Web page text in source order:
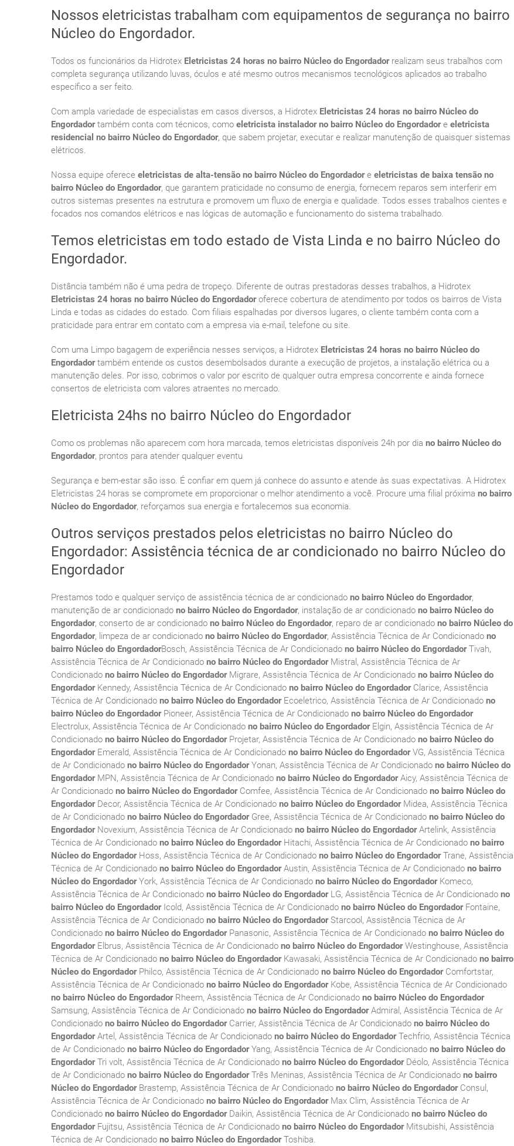
Nossos eletricistas trabalham com equipamentos de segurança no bairro
Núcleo do Engordador.
Todos os funcionários da Hidrotex Eletricistas 24 horas no bairro Núcleo do Engordadorrealizam seus trabalhos com
completa segurança utilizando luvas, óculos e até mesmo outros mecanismos tecnológicos aplicados ao trabalho
específico a ser feito.
Com ampla variedade de especialistas em casos diversos, a Hidrotex Eletricistas 24 horas no bairro Núcleo do
Engordadortambém conta com técnicos, como eletricista instalador no bairro Núcleo do Engordadore eletricista
residencial no bairro Núcleo do Engordador, que sabem projetar, executar e realizar manutenção de quaisquer sistemas
elétricos.
Nossa equipe oferece eletricistas de alta-tensão no bairro Núcleo do Engordadore eletricistas de baixa tensão no
bairro Núcleo do Engordador, que garantem praticidade no consumo de energia, fornecem reparos sem interferir em
outros sistemas presentes na estrutura e promovem um fluxo de energia e qualidade. Todos esses trabalhos cientes e
focados nos comandos elétricos e nas lógicas de automação e funcionamento do sistema trabalhado.
Temos eletricistas em todo estado de Vista Linda e no bairro Núcleo do
Engordador.
Distância também não é uma pedra de tropeço. Diferente de outras prestadoras desses trabalhos, a Hidrotex
Eletricistas 24 horas no bairro Núcleo do Engordadoroferece cobertura de atendimento por todos os bairros de Vista
Linda e todas as cidades do estado. Com filiais espalhadas por diversos lugares, o cliente também conta com a
praticidade para entrar em contato com a empresa via e-mail, telefone ou site.
Com uma Limpo bagagem de experiência nesses serviços, a Hidrotex Eletricistas 24 horas no bairro Núcleo do
Engordadortambém entende os custos desembolsados durante a execução de projetos, a instalação elétrica ou a
manutenção deles. Por isso, cobrimos o valor por escrito de qualquer outra empresa concorrente e ainda fornece
consertos de eletricista com valores atraentes no mercado.
Eletricista 24hs no bairro Núcleo do Engordador
Como os problemas não aparecem com hora marcada, temos eletricistas disponíveis 24h por dia no bairro Núcleo do
Engordador, prontos para atender qualquer eventu
Segurança e bem-estar são isso. É confiar em quem já conhece do assunto e atende às suas expectativas. A Hidrotex
Eletricistas 24 horas se compromete em proporcionar o melhor atendimento a você. Procure uma filial próxima no bairro
Núcleo do Engordador, reforçamos sua energia e fortalecemos sua economia.
Outros serviços prestados pelos eletricistas no bairro Núcleo do
Engordador: Assistência técnica de ar condicionado no bairro Núcleo do
Engordador
Prestamos todo e qualquer serviço de assistência técnica de ar condicionado no bairro Núcleo do Engordador,
manutenção de ar condicionado no bairro Núcleo do Engordador, instalação de ar condicionado no bairro Núcleo do
Engordador, conserto de ar condicionado no bairro Núcleo do Engordador, reparo de ar condicionado no bairro Núcleo do
Engordador, limpeza de ar condicionado no bairro Núcleo do Engordador, Assistência Técnica de Ar Condicionado no
bairro Núcleo do EngordadorBosch, Assistência Técnica de Ar Condicionado no bairro Núcleo do EngordadorTivah,
Assistência Técnica de Ar Condicionado no bairro Núcleo do EngordadorMistral, Assistência Técnica de Ar
Condicionado no bairro Núcleo do EngordadorMigrare, Assistência Técnica de Ar Condicionado no bairro Núcleo do
EngordadorKennedy, Assistência Técnica de Ar Condicionado no bairro Núcleo do EngordadorClarice, Assistência
Técnica de Ar Condicionado no bairro Núcleo do EngordadorEcoeletrico, Assistência Técnica de Ar Condicionado no
bairro Núcleo do EngordadorPioneer, Assistência Técnica de Ar Condicionado no bairro Núcleo do Engordador
Electrolux, Assistência Técnica de Ar Condicionado no bairro Núcleo do EngordadorElgin, Assistência Técnica de Ar
Condicionado no bairro Núcleo do EngordadorProjetar, Assistência Técnica de Ar Condicionado no bairro Núcleo do
EngordadorEmerald, Assistência Técnica de Ar Condicionado no bairro Núcleo do EngordadorVG, Assistência Técnica
de Ar Condicionado no bairro Núcleo do EngordadorYonan, Assistência Técnica de Ar Condicionado no bairro Núcleo do
EngordadorMPN, Assistência Técnica de Ar Condicionado no bairro Núcleo do EngordadorAicy, Assistência Técnica de
Ar Condicionado no bairro Núcleo do EngordadorComfee, Assistência Técnica de Ar Condicionado no bairro Núcleo do
EngordadorDecor, Assistência Técnica de Ar Condicionado no bairro Núcleo do EngordadorMidea, Assistência Técnica
de Ar Condicionado no bairro Núcleo do EngordadorGree, Assistência Técnica de Ar Condicionado no bairro Núcleo do
EngordadorNovexium, Assistência Técnica de Ar Condicionado no bairro Núcleo do EngordadorArtelink, Assistência
Técnica de Ar Condicionado no bairro Núcleo do EngordadorHitachi, Assistência Técnica de Ar Condicionado no bairro
Núcleo do EngordadorHoss, Assistência Técnica de Ar Condicionado no bairro Núcleo do EngordadorTrane, Assistência
Técnica de Ar Condicionado no bairro Núcleo do EngordadorAustin, Assistência Técnica de Ar Condicionado no bairro
Núcleo do EngordadorYork, Assistência Técnica de Ar Condicionado no bairro Núcleo do EngordadorKomeco,
Assistência Técnica de Ar Condicionado no bairro Núcleo do EngordadorLG, Assistência Técnica de Ar Condicionado no
bairro Núcleo do EngordadorIcold, Assistência Técnica de Ar Condicionado no bairro Núcleo do EngordadorFontaine,
Assistência Técnica de Ar Condicionado no bairro Núcleo do EngordadorStarcool, Assistência Técnica de Ar
Condicionado no bairro Núcleo do EngordadorPanasonic, Assistência Técnica de Ar Condicionado no bairro Núcleo do
EngordadorElbrus, Assistência Técnica de Ar Condicionado no bairro Núcleo do EngordadorWestinghouse, Assistência
Técnica de Ar Condicionado no bairro Núcleo do EngordadorKawasaki, Assistência Técnica de Ar Condicionado no bairro
Núcleo do EngordadorPhilco, Assistência Técnica de Ar Condicionado no bairro Núcleo do EngordadorComfortstar,
Assistência Técnica de Ar Condicionado no bairro Núcleo do EngordadorKobe, Assistência Técnica de Ar Condicionado
no bairro Núcleo do EngordadorRheem, Assistência Técnica de Ar Condicionado no bairro Núcleo do Engordador
Samsung, Assistência Técnica de Ar Condicionado no bairro Núcleo do EngordadorAdmiral, Assistência Técnica de Ar
Condicionado no bairro Núcleo do EngordadorCarrier, Assistência Técnica de Ar Condicionado no bairro Núcleo do
EngordadorArtel, Assistência Técnica de Ar Condicionado no bairro Núcleo do EngordadorTechfrio, Assistência Técnica
de Ar Condicionado no bairro Núcleo do EngordadorYang, Assistência Técnica de Ar Condicionado no bairro Núcleo do
EngordadorTri volt, Assistência Técnica de Ar Condicionado no bairro Núcleo do EngordadorDéolo, Assistência Técnica
de Ar Condicionado no bairro Núcleo do EngordadorTrês Meninas, Assistência Técnica de Ar Condicionado no bairro
Núcleo do EngordadorBrastemp, Assistência Técnica de Ar Condicionado no bairro Núcleo do EngordadorConsul,
Assistência Técnica de Ar Condicionado no bairro Núcleo do EngordadorMax Clim, Assistência Técnica de Ar
Condicionado no bairro Núcleo do EngordadorDaikin, Assistência Técnica de Ar Condicionado no bairro Núcleo do
EngordadorFujitsu, Assistência Técnica de Ar Condicionado no bairro Núcleo do EngordadorMitsubishi, Assistência
Técnica de Ar Condicionado no bairro Núcleo do EngordadorToshiba.